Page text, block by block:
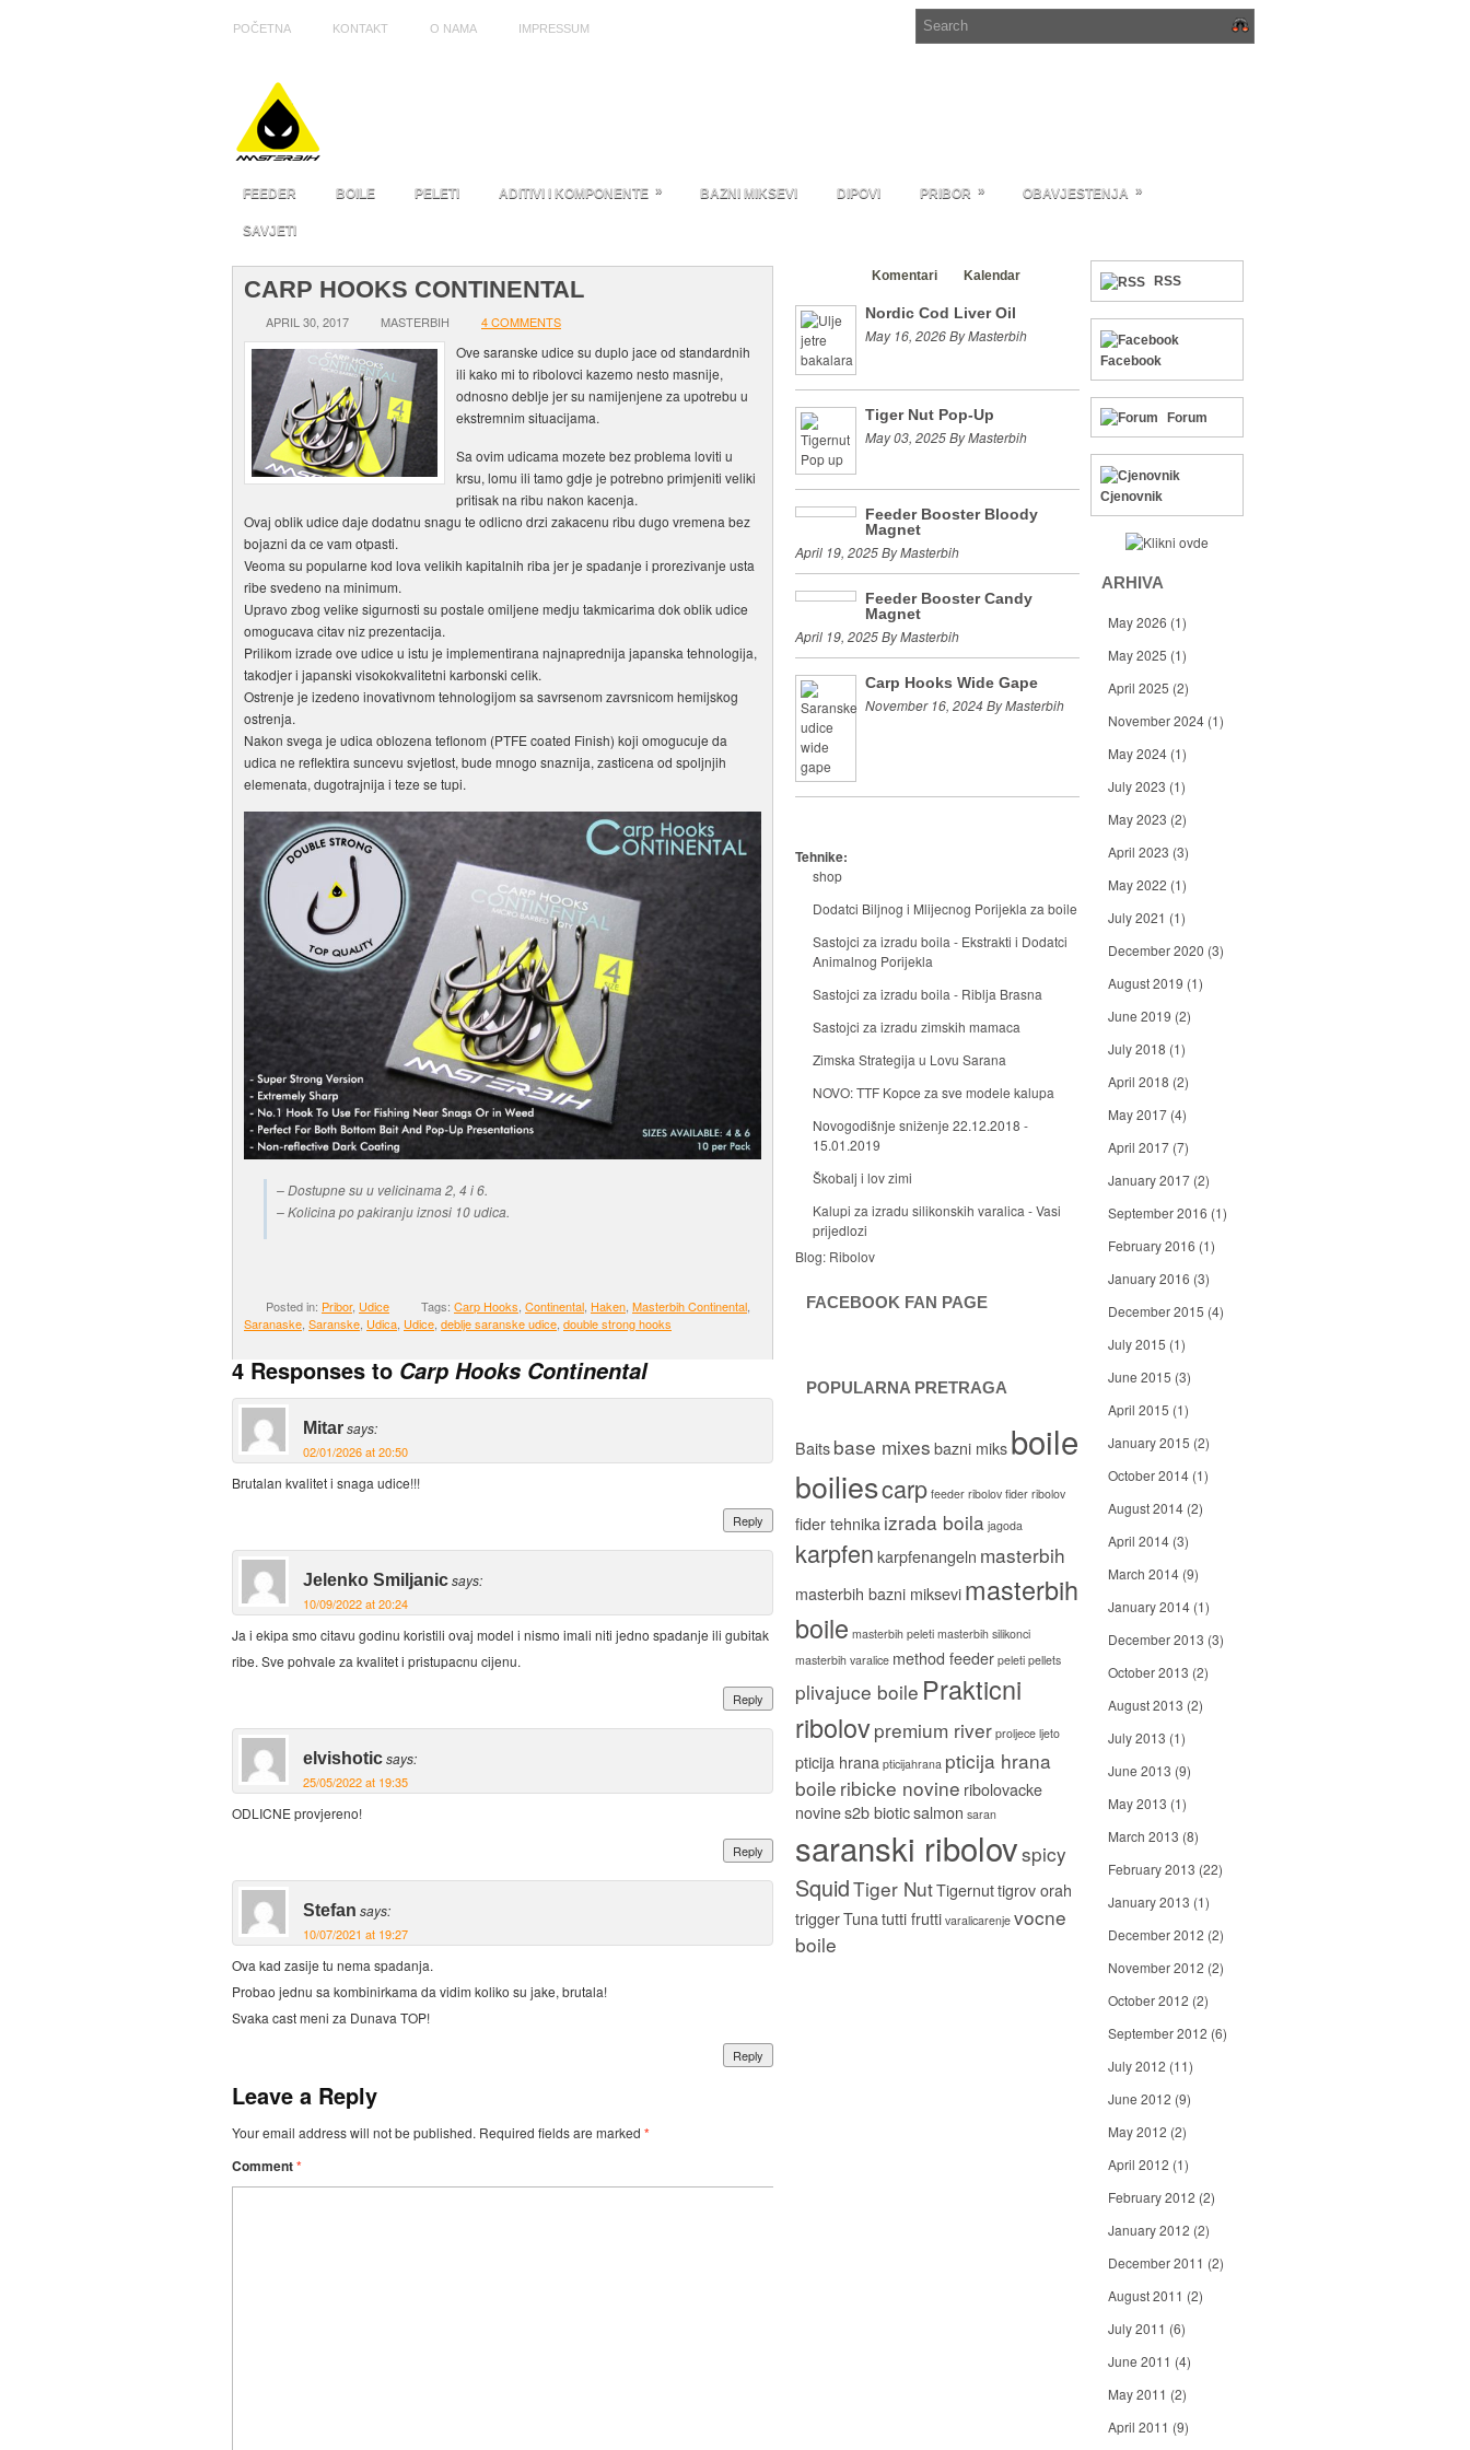
POČETNA KONTAKT O NAMA IMPRESSUM
FEEDER BOILE PELETI ADITIVI I KOMPONENTE » BAZNI MIKSEVI DIPOVI PRIBOR » OBAVJESTENJA »
SAVJETI
CARP HOOKS CONTINENTAL
APRIL 30, 2017 MASTERBIH 4 COMMENTS
Ove saranske udice su duplo jace od standardnih
ili kako mi to ribolovci kazemo nesto masnije,
odnosno deblje jer su namijenjene za upotrebu u
ekstremnim situacijama.
Sa ovim udicama mozete bez problema loviti u
krsu, lomu ili tamo gdje je potrebno primjeniti veliki
pritisak na ribu nakon kacenja.
Ovaj oblik udice daje dodatnu snagu te odlicno drzi zakacenu ribu dugo vremena bez
bojazni da ce vam otpasti.
Veoma su popularne kod lova velikih kapitalnih riba jer je spadanje i prorezivanje usta
ribe svedeno na minimum.
Upravo zbog velike sigurnosti su postale omiljene medju takmicarima dok oblik udice
omogucava citav niz prezentacija.
Prilikom izrade ove udice u istu je implementirana najnaprednija japanska tehnologija,
takodjer i japanski visokokvalitetni karbonski celik.
Ostrenje je izedeno inovativnom tehnologijom sa savrsenom zavrsnicom hemijskog
ostrenja.
Nakon svega je udica oblozena teflonom (PTFE coated Finish) koji omogucuje da
udica ne reflektira suncevu svjetlost, bude mnogo snaznija, zasticena od spoljnjih
elemenata, dugotrajnija i teze se tupi.
– Dostupne su u velicinama 2, 4 i 6.
– Kolicina po pakiranju iznosi 10 udica.
Posted in: Pribor, Udice Tags: Carp Hooks, Continental, Haken, Masterbih Continental,
Saranaske, Saranske, Udica, Udice, deblje saranske udice, double strong hooks
4 Responses to Carp Hooks Continental
Mitarsays:
02/01/2026 at 20:50
Brutalan kvalitet i snaga udice!!!
Reply
Jelenko Smiljanicsays:
10/09/2022 at 20:24
Ja i ekipa smo citavu godinu koristili ovaj model i nismo imali niti jedno spadanje ili gubitak
ribe. Sve pohvale za kvalitet i pristupacnu cijenu.
Reply
elvishoticsays:
25/05/2022 at 19:35
ODLICNE provjereno!
Reply
Stefan says:
10/07/2021 at 19:27
Ova kad zasije tu nema spadanja.
Probao jednu sa kombinirkama da vidim koliko su jake, brutala!
Svaka cast meni za Dunava TOP!
Reply
Leave a Reply
Your email address will not be published. Required fields are marked *
Comment*
Komentari Kalendar
Nordic Cod Liver Oil
May 16, 2026 By Masterbih
Tiger Nut Pop-Up
May 03, 2025 By Masterbih
Feeder Booster Bloody
Magnet
April 19, 2025 By Masterbih
Feeder Booster Candy
Magnet
April 19, 2025 By Masterbih
Carp Hooks Wide Gape
November 16, 2024 By Masterbih
Tehnike:
shop
Dodatci Biljnog i Mlijecnog Porijekla za boile
Sastojci za izradu boila - Ekstrakti i Dodatci
Animalnog Porijekla
Sastojci za izradu boila - Riblja Brasna
Sastojci za izradu zimskih mamaca
Zimska Strategija u Lovu Sarana
NOVO: TTF Kopce za sve modele kalupa
Novogodišnje sniženje 22.12.2018 -
15.01.2019
Škobalj i lov zimi
Kalupi za izradu silikonskih varalica - Vasi
prijedlozi
Blog: Ribolov
FACEBOOK FAN PAGE
POPULARNA PRETRAGA
Baits base mixes bazni miks boile
boiliescarp feeder ribolov fider ribolov
fider tehnika izrada boila jagoda
karpfen karpfenangeln masterbih
masterbih bazni miksevi masterbih
boile masterbih peleti masterbih silikonci
masterbih varalice method feeder peleti pellets
plivajuce boile Prakticni
ribolovpremium river proljece ljeto
pticija hrana pticijahrana pticija hrana
boile ribicke novine ribolovacke
novines2b bioticsalmon saran
saranski ribolovspicy
SquidTiger NutTigernuttigrov orah
triggerTunatutti frutti varalicarenje vocne
boile
RSS
Facebook
Forum
Cjenovnik
ARHIVA
May 2026 (1)
May 2025 (1)
April 2025 (2)
November 2024 (1)
May 2024 (1)
July 2023 (1)
May 2023 (2)
April 2023 (3)
May 2022 (1)
July 2021 (1)
December 2020 (3)
August 2019 (1)
June 2019 (2)
July 2018 (1)
April 2018 (2)
May 2017 (4)
April 2017 (7)
January 2017 (2)
September 2016 (1)
February 2016 (1)
January 2016 (3)
December 2015 (4)
July 2015 (1)
June 2015 (3)
April 2015 (1)
January 2015 (2)
October 2014 (1)
August 2014 (2)
April 2014 (3)
March 2014 (9)
January 2014 (1)
December 2013 (3)
October 2013 (2)
August 2013 (2)
July 2013 (1)
June 2013 (9)
May 2013 (1)
March 2013 (8)
February 2013 (22)
January 2013 (1)
December 2012 (2)
November 2012 (2)
October 2012 (2)
September 2012 (6)
July 2012 (11)
June 2012 (9)
May 2012 (2)
April 2012 (1)
February 2012 (2)
January 2012 (2)
December 2011 (2)
August 2011 (2)
July 2011 (6)
June 2011 (4)
May 2011 (2)
April 2011 (9)